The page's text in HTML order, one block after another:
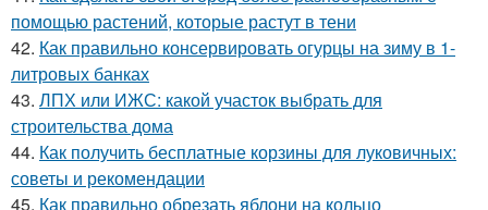
помощью растений, которые растут в тени
42. Как правильно консервировать огурцы на зиму в 1-
литровых банках
43. ЛПХ или ИЖС: какой участок выбрать для
строительства дома
44. Как получить бесплатные корзины для луковичных:
советы и рекомендации
45. Как правильно обрезать яблони на кольцо